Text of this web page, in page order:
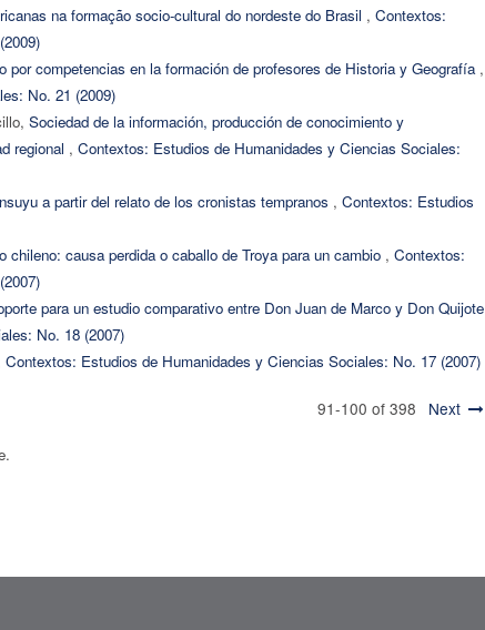
na formação socio-cultural do nordeste do Brasil , Contextos:
por competencias en la formación de profesores de Historia y Geografía ,
No. 21 (2009)
Sociedad de la información, producción de conocimiento y
regional , Contextos: Estudios de Humanidades y Ciencias Sociales:
a partir del relato de los cronistas tempranos , Contextos: Estudios
causa perdida o caballo de Troya para un cambio , Contextos:
para un estudio comparativo entre Don Juan de Marco y Don Quijote
No. 18 (2007)
Contextos: Estudios de Humanidades y Ciencias Sociales: No. 17 (2007)
91-100 of 398 Next